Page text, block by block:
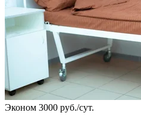
Эконом 3000 руб./сут.